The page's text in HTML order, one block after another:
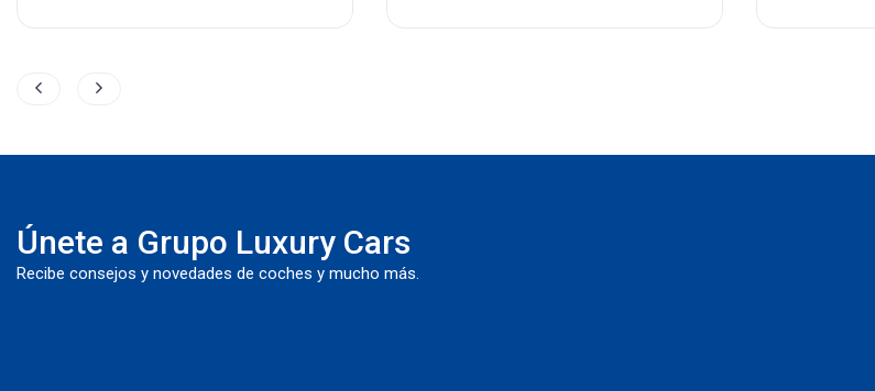
Únete a Grupo Luxury Cars
Recibe consejos y novedades de coches y mucho más.